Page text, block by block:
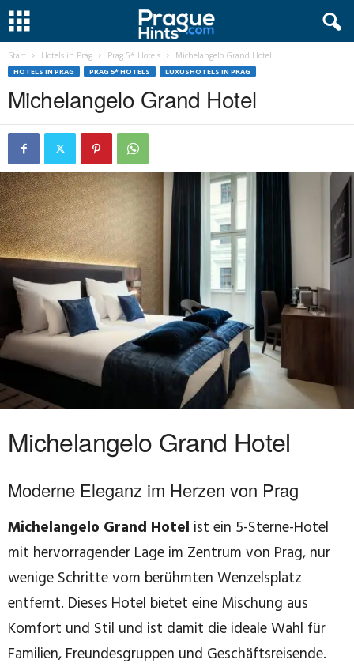
Start Hotels in Prag Prag 5* Hotels Michelangelo Grand Hotel
HOTELS IN PRAG PRAG 5* HOTELS LUXUSHOTELS IN PRAG
Michelangelo Grand Hotel
Michelangelo Grand Hotel
Moderne Eleganz im Herzen von Prag
Michelangelo Grand Hotel ist ein 5-Sterne-Hotel
mit hervorragender Lage im Zentrum von Prag, nur
wenige Schritte vom berühmten Wenzelsplatz
entfernt. Dieses Hotel bietet eine Mischung aus
Komfort und Stil und ist damit die ideale Wahl für
Familien, Freundesgruppen und Geschäftsreisende.